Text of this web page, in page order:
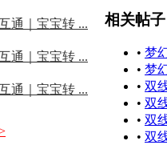
通｜宝宝转 ...
通｜宝宝转 ...
通｜宝宝转 ...
相关帖子
• 梦
• 梦
• 双
• 双
• 双
• 双